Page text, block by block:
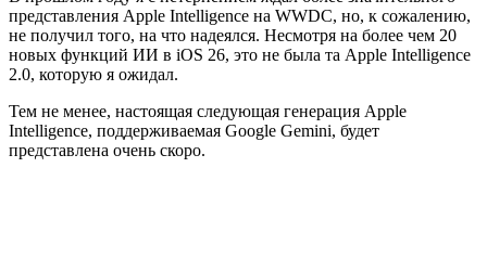
представления Apple Intelligence на WWDC, но, к сожалению,
не получил того, на что надеялся. Несмотря на более чем 20
новых функций ИИ в iOS 26, это не была та Apple Intelligence
2.0, которую я ожидал.
Тем не менее, настоящая следующая генерация Apple
Intelligence, поддерживаемая Google Gemini, будет
представлена очень скоро.